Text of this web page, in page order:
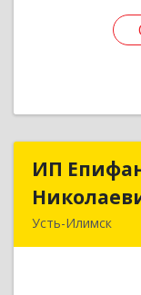
ИП
Усть-Илимск